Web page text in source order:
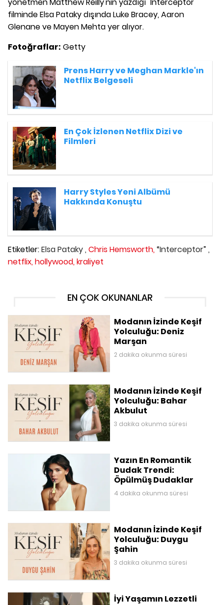
filminde Elsa Pataky dışında Luke Bracey, Aaron
Glenane ve Mayen Mehta yer alıyor.
Fotoğraflar: Getty
Prens Harry ve Meghan Markle'ın
Netflix Belgeseli
En Çok İzlenen Netflix Dizi ve
Filmleri
Harry Styles Yeni Albümü
Hakkında Konuştu
Etiketler:Elsa Pataky , Chris Hemsworth,“Interceptor” ,
netflix,hollywood,kraliyet
EN ÇOK OKUNANLAR
Modanın İzinde Keşif
Yolculuğu: Deniz
Marşan
2 dakika okunma süresi
Modanın İzinde Keşif
Yolculuğu: Bahar
Akbulut
3 dakika okunma süresi
Yazın En Romantik
Dudak Trendi:
Öpülmüş Dudaklar
4 dakika okunma süresi
Modanın İzinde Keşif
Yolculuğu: Duygu
Şahin
3 dakika okunma süresi
İyi Yaşamın Lezzetli